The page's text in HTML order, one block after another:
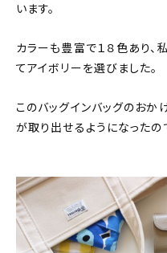
います。
カラーも豊富で１８色あり
てアイボリーを選びました。
このバッグインバッグのおか
が取り出せるようになったの